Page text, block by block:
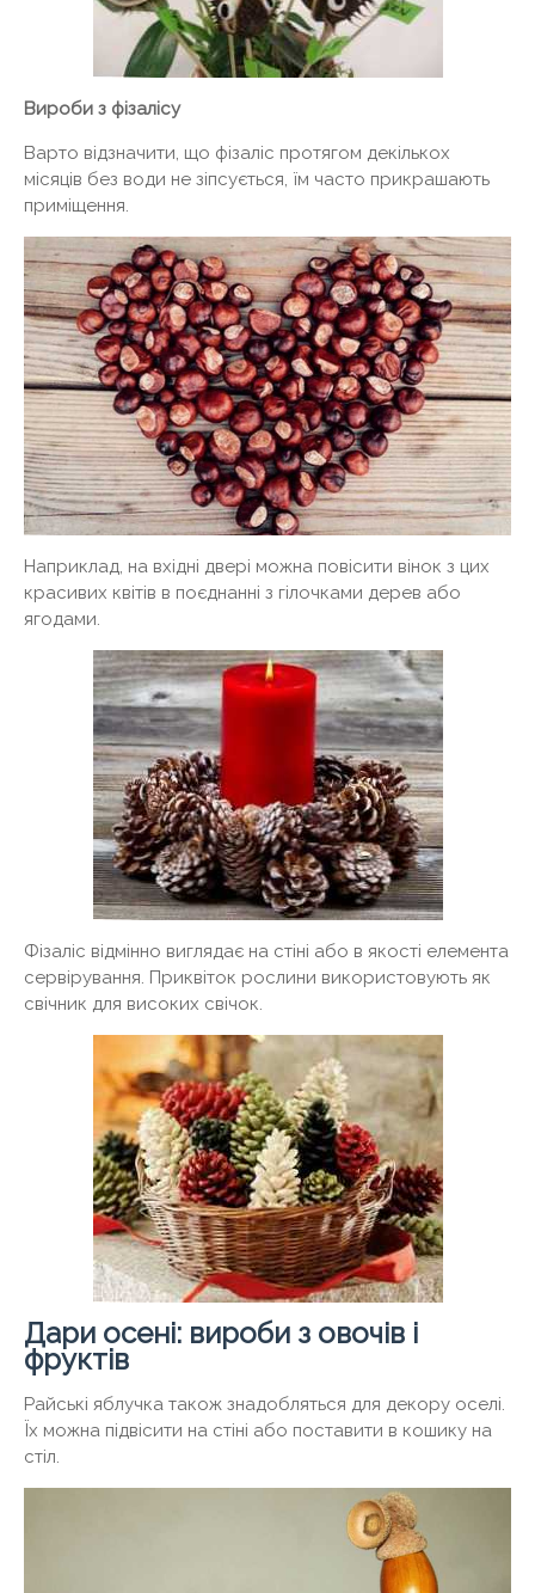
Вироби з фізалісу
Варто відзначити, що фізаліс протягом декількох
місяців без води не зіпсується, їм часто прикрашають
приміщення.
Наприклад, на вхідні двері можна повісити вінок з цих
красивих квітів в поєднанні з гілочками дерев або
ягодами.
Фізаліс відмінно виглядає на стіні або в якості елемента
сервірування. Приквіток рослини використовують як
свічник для високих свічок.
Дари осені: вироби з овочів і
фруктів
Райські яблучка також знадобляться для декору оселі.
Їх можна підвісити на стіні або поставити в кошику на
стіл.